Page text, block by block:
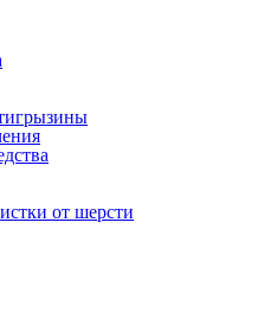
от шерсти